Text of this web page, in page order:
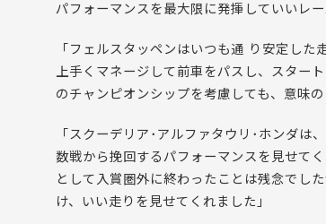
パフォーマンスを最大限に発揮していいレ
「フェルスタッペンはいつも通 り安定し
上手くマネージして前車をパスし、スター
のチャンピオンシップを考慮しても、意味
「スクーデリア･アルファタウリ･ホンダは
数戦から挽回するパフォーマンスを見せて
として入賞圏外に終わったことは残念でし
け、いい走りを見せてくれました」